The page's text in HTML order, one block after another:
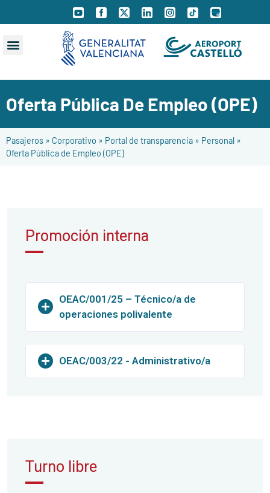
Oferta Pública De Empleo (OPE)
Pasajeros » Corporativo » Portal de transparencia » Personal »
Oferta Pública de Empleo (OPE)
Promoción interna
OEAC/001/25 – Técnico/a de
operaciones polivalente
OEAC/003/22 - Administrativo/a
Turno libre